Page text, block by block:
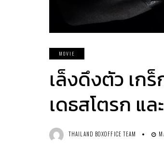
MOVIE
เล็งดึงตัว เก
เดธสโตรก แ
THAILAND BOXOFFICE TEAM